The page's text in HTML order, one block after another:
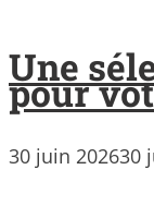
Une
pour
30 juin 202630